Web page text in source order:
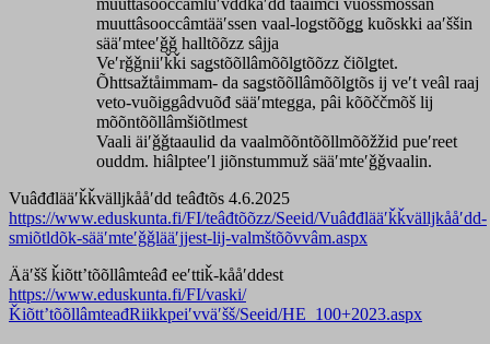
muuttâsooccâmluʹvddkåʹdd tååimči vuõssmõssân
muuttâsooccâmtääʹssen vaal-loǥstõõǥǥ kuõskki aaʹššin
sääʹmteeʹǧǧ halltõõzz sâjja
Veʹrǧǧniiʹǩǩi saǥstõõllâmõõlǥtõõzz čiõlǥtet.
Õhttsažtåimmam- da saǥstõõllâmõõlǥtõs ij veʹt veâl raaj
veto-vuõiggâdvuõđ sääʹmtegga, pâi kõõččmõš lij
mõõntõõllâmšiõtlmest
Vaali äiʹǧǧtaaulid da vaalmõõntõõllmõõžžid pueʹreet
ouddm. hiâlpteeʹl jiõnstummuž sääʹmteʹǧǧvaalin.
Vuâđđlääʹǩǩvälljkååʹdd teâđtõs 4.6.2025
https://www.eduskunta.fi/FI/teâđtõõzz/Seeid/Vuâđđlääʹǩǩvälljkååʹdd-
smiõtldõk-sääʹmteʹǧǧlääʹjjest-lij-valmštõõvvâm.aspx
Ääʹšš ǩiõttʼtõõllâmteâđ eeʹttiǩ-kååʹddest
https://www.eduskunta.fi/FI/vaski/
ǨiõttʼtõõllâmteađRiikkpeiʹvväʹšš/Seeid/HE_100+2023.aspx